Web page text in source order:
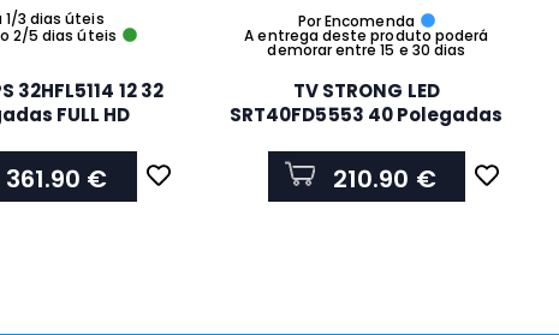
1/3 dias úteis
2/5 dias úteis
32HFL5114 12 32
FULL HD
361.90 €
Por Encomenda
A entrega deste produto poderá
demorar entre 15 e 30 dias
TV STRONG LED
SRT40FD5553 40 Polegadas
210.90 €